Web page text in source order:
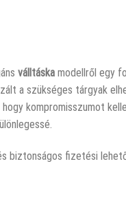
válltáska modellről egy
a szükséges tárgyak
kompromisszumot
biztonságos fizetési